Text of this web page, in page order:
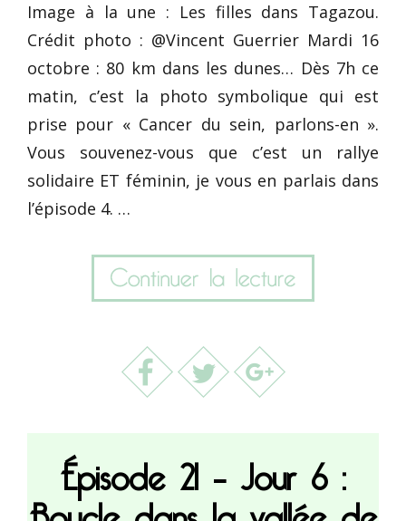
Image à la une : Les filles dans Tagazou.
Crédit photo : @Vincent Guerrier Mardi 16
octobre : 80 km dans les dunes… Dès 7h ce
matin, c’est la photo symbolique qui est
prise pour « Cancer du sein, parlons-en ».
Vous souvenez-vous que c’est un rallye
solidaire ET féminin, je vous en parlais dans
l’épisode 4. …
Épisode 21 – Jour 6 :